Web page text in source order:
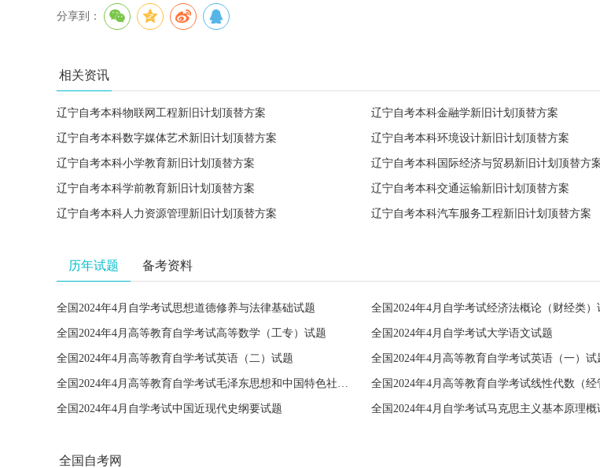
分享到：
相关资讯
辽宁自考本科物联网工程新旧计划顶替方案 辽宁自考本科金融学新旧计划顶替方案
辽宁自考本科数字媒体艺术新旧计划顶替方案 辽宁自考本科环境设计新旧计划顶替方案
辽宁自考本科小学教育新旧计划顶替方案 辽宁自考本科国际经济与贸易新旧计划顶替方
辽宁自考本科学前教育新旧计划顶替方案 辽宁自考本科交通运输新旧计划顶替方案
辽宁自考本科人力资源管理新旧计划顶替方案 辽宁自考本科汽车服务工程新旧计划顶替方案
历年试题 备考资料
全国2024年4月自学考试思想道德修养与法律基础试题
全国2024年4月高等教育自学考试高等数学（工专）试题 全国2024年4月自学考试大学语文试题
全国2024年4月高等教育自学考试英语（二）试题 全国2024年4月高等教育自学考试英语（一）试
全国2024年4月高等教育自学考试毛泽东思想和中国特色社会主义理论体系概论试题 全国2024年4月高等教育自学考试线性代数（经
全国2024年4月自学考试中国近现代史纲要试题 全国2024年4月自学考试马克思主义基本原理概
全国自考网